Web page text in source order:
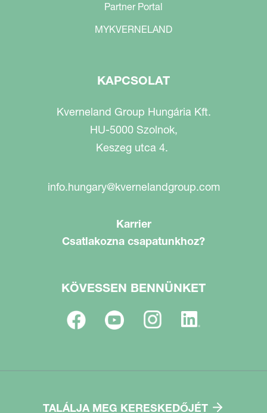
Partner Portal
MYKVERNELAND
KAPCSOLAT
Kverneland Group Hungária Kft.
HU-5000 Szolnok,
Keszeg utca 4.
info.hungary@kvernelandgroup.com
Karrier
Csatlakozna csapatunkhoz?
KÖVESSEN BENNÜNKET
TALÁLJA MEG KERESKEDŐJÉT